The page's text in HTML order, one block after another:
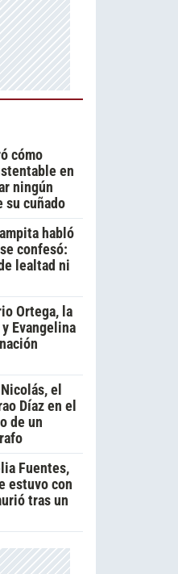
cómo
en
ningún
su cuñado
habló
confesó:
lealtad ni
Ortega, la
Evangelina
el
Díaz en el
de un
Fuentes,
estuvo con
tras un